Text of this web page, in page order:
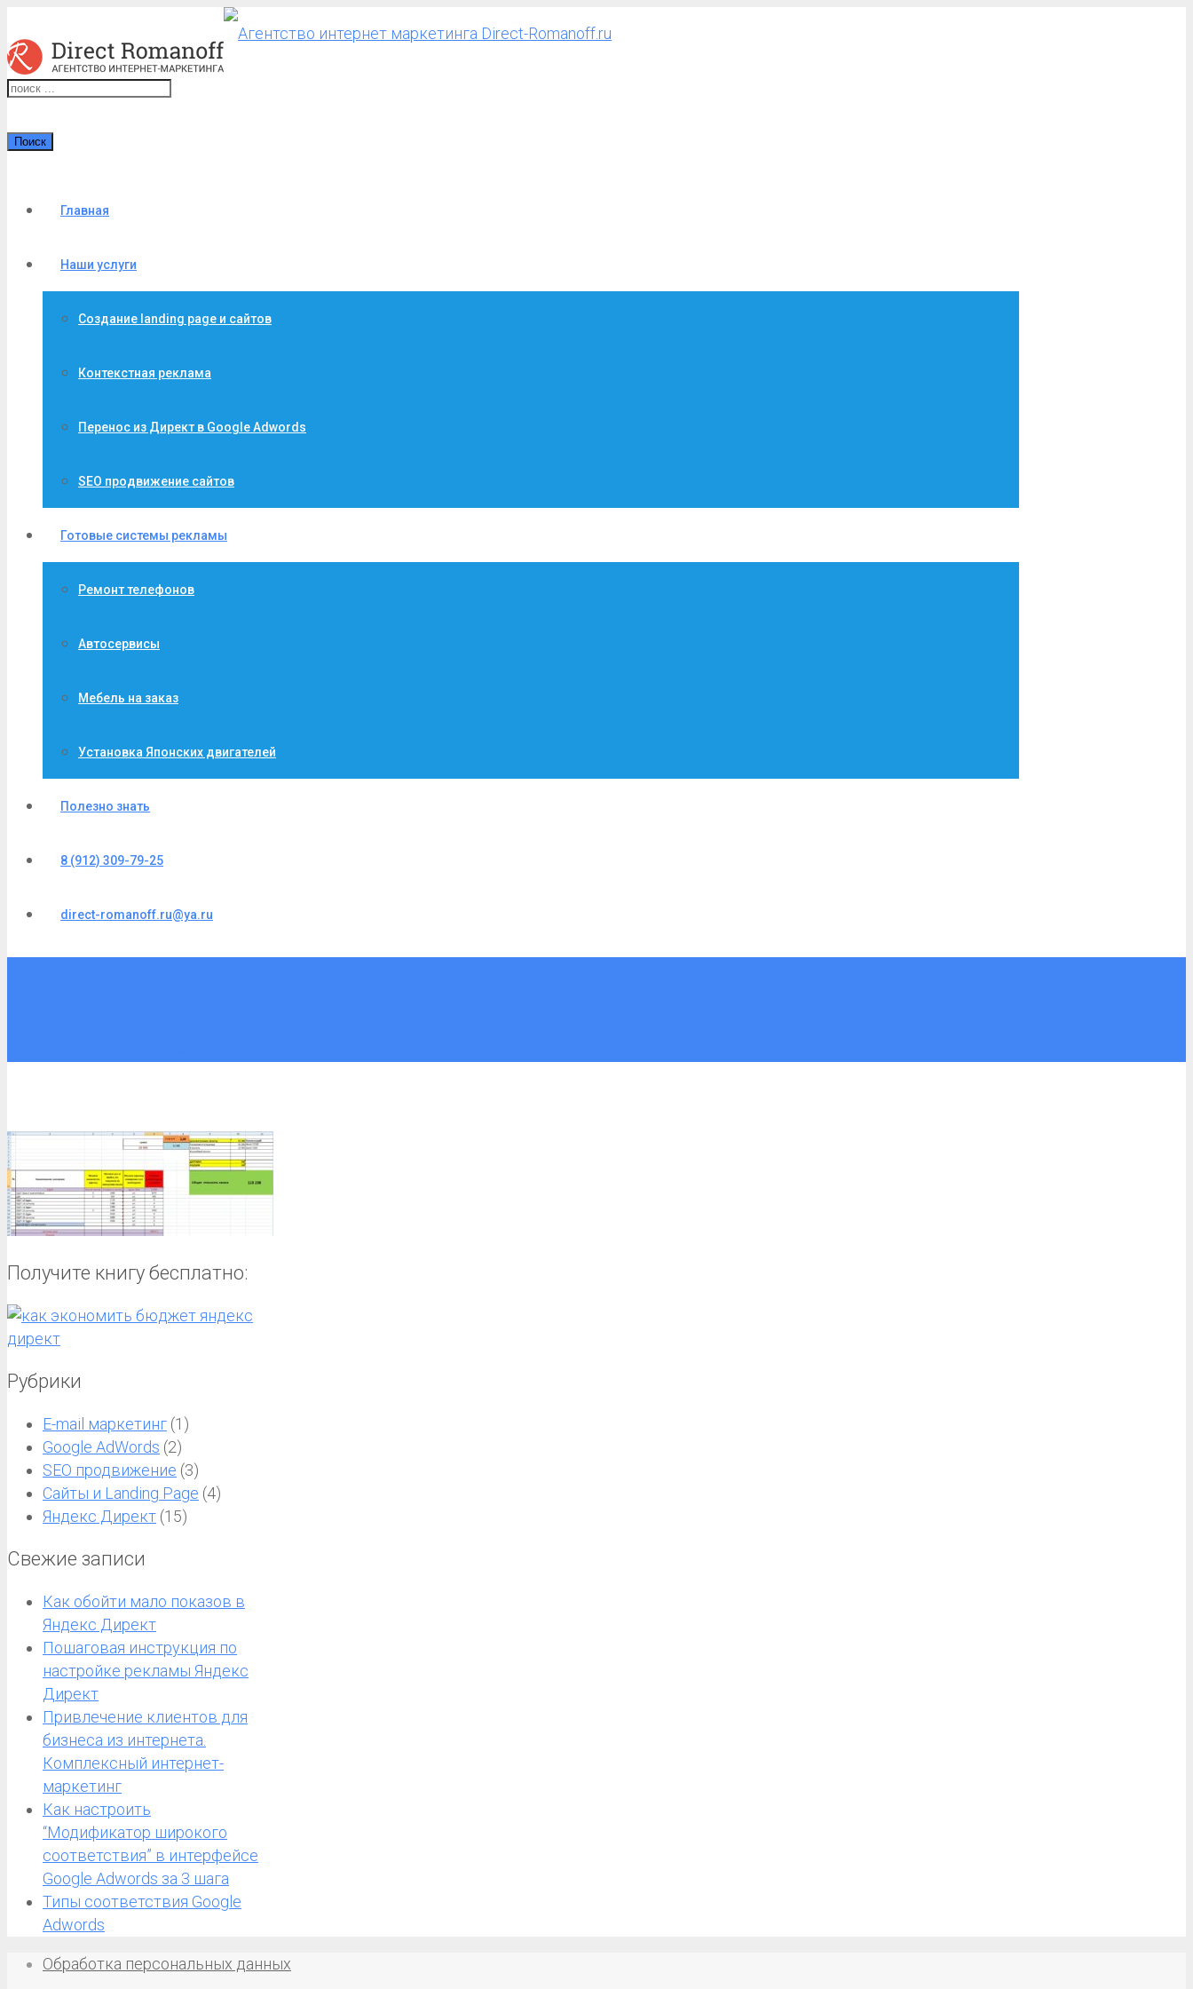
Поиск
Главная
Наши услуги
Создание landing page и сайтов
Контекстная реклама
Перенос из Директ в Google Adwords
SEO продвижение сайтов
Готовые системы рекламы
Ремонт телефонов
Автосервисы
Мебель на заказ
Установка Японских двигателей
Полезно знать
8 (912) 309-79-25
direct-romanoff.ru@ya.ru
Получите книгу бесплатно:
Рубрики
E-mail маркетинг (1)
Google AdWords (2)
SEO продвижение (3)
Сайты и Landing Page (4)
Яндекс Директ (15)
Свежие записи
Как обойти мало показов в
Яндекс Директ
Пошаговая инструкция по
настройке рекламы Яндекс
Директ
Привлечение клиентов для
бизнеса из интернета.
Комплексный интернет-
маркетинг
Как настроить
“Модификатор широкого
соответствия” в интерфейсе
Google Adwords за 3 шага
Типы соответствия Google
Adwords
Обработка персональных данных